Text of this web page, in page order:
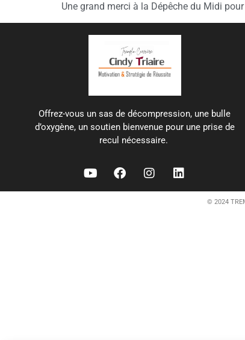
Une grand merci à la Dépêche du Midi
Offrez-vous un sas de décompression, une bulle
d’oxygène, un soutien bienvenue pour une prise de
recul nécessaire.
© 2024